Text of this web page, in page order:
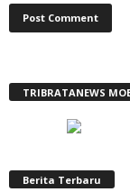
TRIBRATANEWS
Berita Terbaru